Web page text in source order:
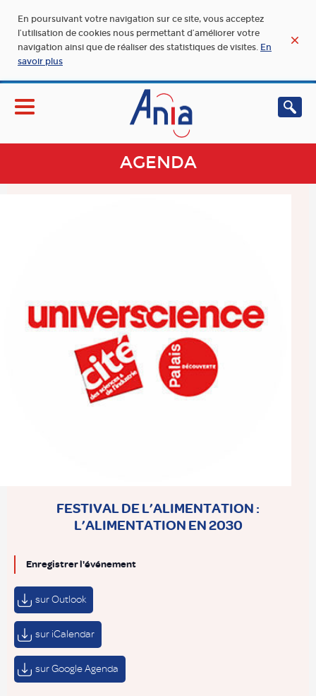
En poursuivant votre navigation sur ce site, vous acceptez
l’utilisation de cookies nous permettant d’améliorer votre
navigation ainsi que de réaliser des statistiques de visites. En
savoir plus
AGENDA
FESTIVAL DE L’ALIMENTATION :
L’ALIMENTATION EN 2030
Enregistrer l'événement
sur Outlook
sur iCalendar
sur Google Agenda